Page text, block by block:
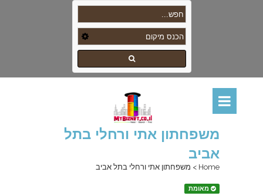
משפחתון אתי ורחלי בתל
אביב
Home
> משפחתון אתי ורחלי בתל אביב
מאומת